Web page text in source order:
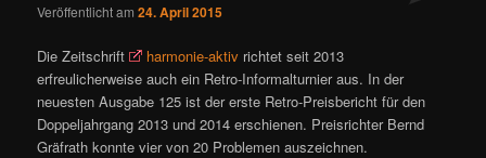
Veröffentlicht am24. April 2015
Die Zeitschrift harmonie-aktiv richtet seit 2013
erfreulicherweise auch ein Retro-Informalturnier aus. In der
neuesten Ausgabe 125 ist der erste Retro-Preisbericht für den
Doppeljahrgang 2013 und 2014 erschienen. Preisrichter Bernd
Gräfrath konnte vier von 20 Problemen auszeichnen.